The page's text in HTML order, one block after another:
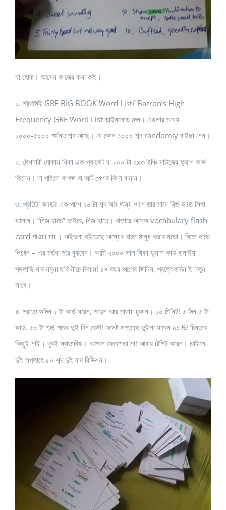
যা হোক। আসেন কাজের কথা কই।
১. প্রথমেই GRE BIG BOOK Word List/ Barron’s High
Frequency GRE Word List ডাউনলোড দেন। এগুলার মধ্যে
১০০০-৫০০০ পর্যন্ত শব্দ আছে। যে কোন ১০০০ শব্দ randomly বাইছা নেন।
২. ষ্টেশনারী দোকান থিকা এক প্যাকেট বা ২০০ টা ২x৩ ইঞ্চি সাউজের ফ্ল্যাশ কার্ড
কিনেন। না পাইলে কাগজ বা আর্ট পেপার কিনা বানান।
৩. প্রতিটা কার্ডের এক পাশে ১০ টা শব্দ আর অন্য পাশে তার মানে নিজ হাতে লিখা
ফালান। “নিজ হাতে” ভাইরে, নিজ হাতে। বাজারে অনেক vocabulary flash
card পাওয়া যায়। অইগুলা হইতেছে অন্যের বাচ্চা মানুষ করার মতো। নিজে হাতে
লিখেন – এর মর্তবা পরে বুঝবেন। আমি ২০০০ সাল থিকা ফ্ল্যাশ কার্ড বানাইয়া
পড়তাছি যার নমুনা ছবি নীচে দিলাম! ১৭ বছর আগের জিনিষ, প্রত্যেকদিন ই নতুন
লাগে।
৪. প্রত্যেকদিন ১ টা কার্ড ধরেন, পড়েন আর মাথায় ঢুকান। ১০ মিনিট! ৫ দিন ৫ টা
কার্ড, ৫০ টা শব্দ! পরের দুই দিন রেস্ট! নেক্সট সপ্তাহে ভুইলা যাবেন ৯০%! চিন্তার
কিছুই নাই। খুবই স্বাভাবিক। আপনে ফেরেশতা না! আবার রিপিট করেন। তাইলে
দুই সপ্তাহে ৫০ শব্দ দুই বার রিভিশন।